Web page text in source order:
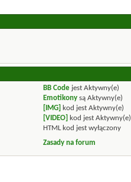
BB Code jestAktywny(e)
Emotikony sąAktywny(e)
[IMG] kod jestAktywny(e)
[VIDEO] kod jestAktywny(e)
HTML kod jestwyłączony
Zasady na forum